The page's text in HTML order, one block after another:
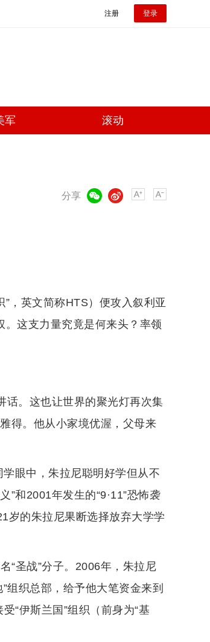
注册 登录
军 滚动
分享
微博
，英文简称HTS）便攻入叙利亚
这支力量究竟是何来头？率领
话。这也让世界的聚光灯再次集
得。他从小家境优渥，父母来
眼中，朱拉尼聪明好学但从不
”和2001年发生的“9·11”恐怖袭
岁的朱拉尼果断选择放弃大学学
“圣战”分子。2006年，朱拉尼
组织总部，给予他大笔资金来到
“伊斯兰国”组织（前身为“基